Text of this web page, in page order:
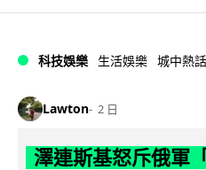
科技娛樂 生活娛樂 城中熱話
Lawton 2 日
澤連斯基怒斥俄軍